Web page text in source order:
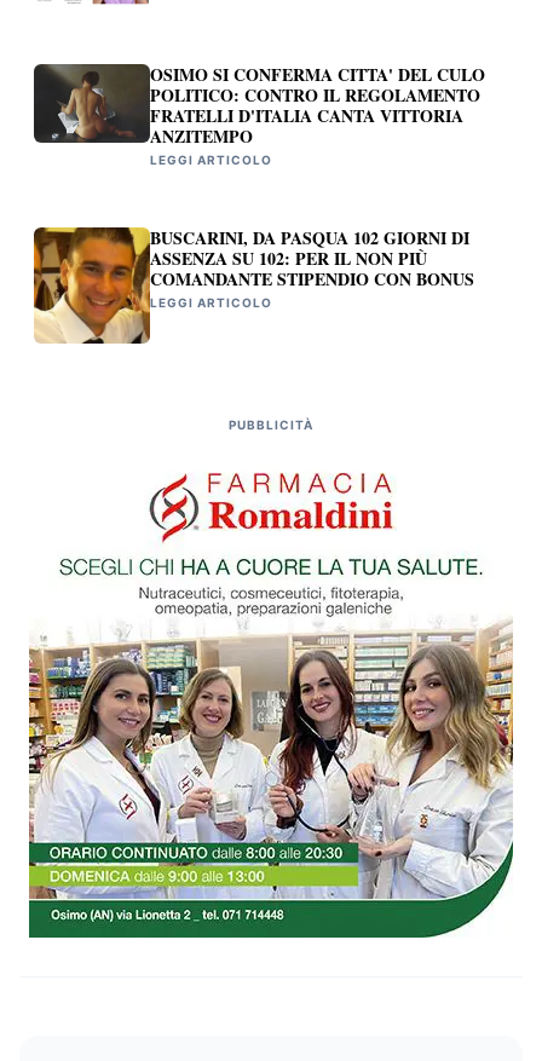
OSIMO SI CONFERMA CITTA' DEL CULO
POLITICO: CONTRO IL REGOLAMENTO
FRATELLI D'ITALIA CANTA VITTORIA
ANZITEMPO
LEGGI ARTICOLO
BUSCARINI, DA PASQUA 102 GIORNI DI
ASSENZA SU 102: PER IL NON PIÙ
COMANDANTE STIPENDIO CON BONUS
LEGGI ARTICOLO
PUBBLICITÀ